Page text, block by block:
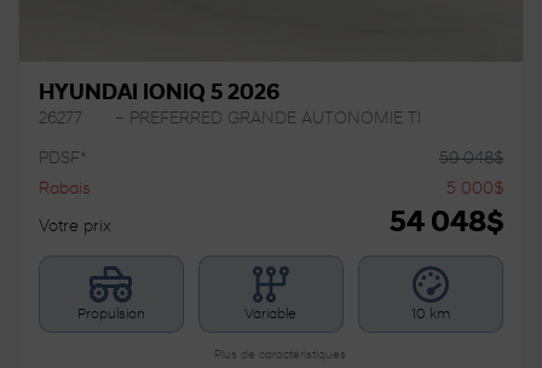
HYUNDAI IONIQ 5 2026
26277 – PREFERRED GRANDE AUTONOMIE TI
PDSF* 59 048$
Rabais
5 000$
Votre prix 54 048$
Propulsion Variable 10 km
Plus de caractéristiques